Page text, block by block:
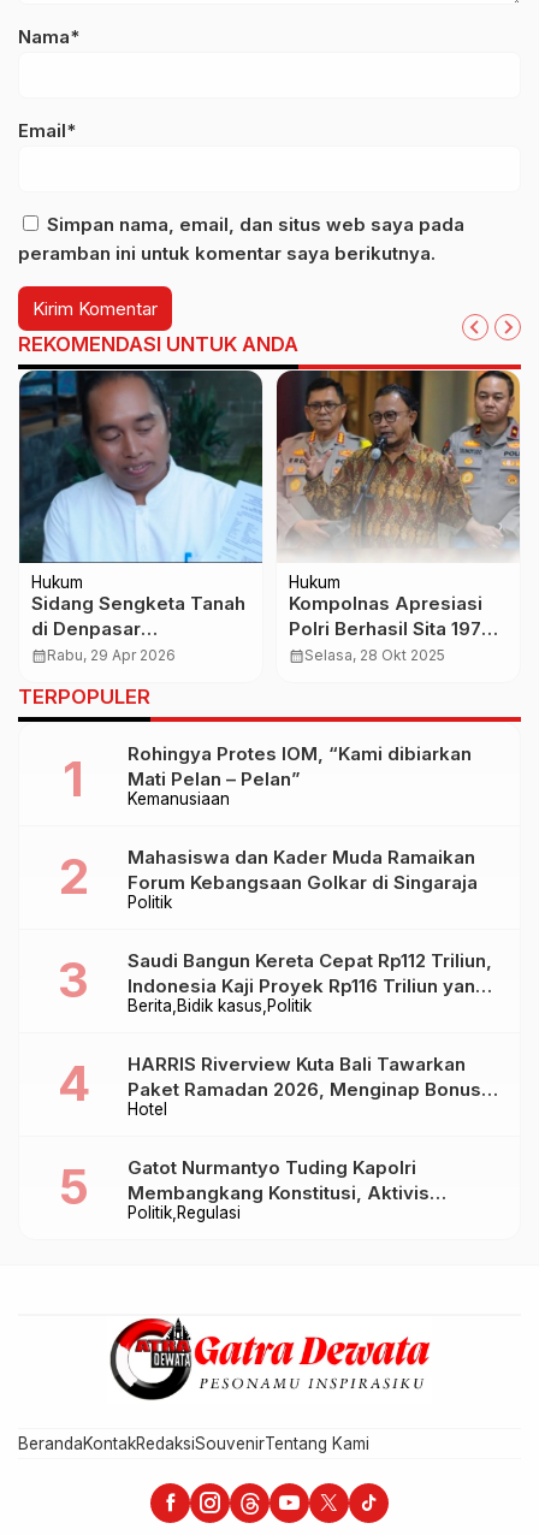
Nama*
Email*
Simpan nama, email, dan situs web saya pada
peramban ini untuk komentar saya berikutnya.
REKOMENDASI UNTUK ANDA
Hukum
Sidang Sengketa Tanah
di Denpasar
Dipersoalkan, Kuasa
Dugaan Kejanggalan
Proses
calendar_monthRabu, 29 Apr 2026
Hukum
Kompolnas Apresiasi
Polri Berhasil Sita 197
Ton Narkoba, 51 Ribu
calendar_monthSelasa, 28 Okt 2025
TERPOPULER
Kemanusiaan
Rohingya Protes IOM, “Kami dibiarkan
Mati Pelan – Pelan”
Politik
Mahasiswa dan Kader Muda Ramaikan
Forum Kebangsaan Golkar di Singaraja
Berita Bidik kasus Politik
Saudi Bangun Kereta Cepat Rp112 Triliun,
Indonesia Kaji Proyek Rp116 Triliun yang
Baru Sampai Bandung
Hotel
HARRIS Riverview Kuta Bali Tawarkan
Paket Ramadan 2026, Menginap Bonus
Takjil hingga Bukber Mulai Rp88.888
Politik Regulasi
Gatot Nurmantyo Tuding Kapolri
Membangkang Konstitusi, Aktivis
Tegaskan Polri Tak Punya Sejarah
BerandaKontakRedaksiSouvenirTentang Kami